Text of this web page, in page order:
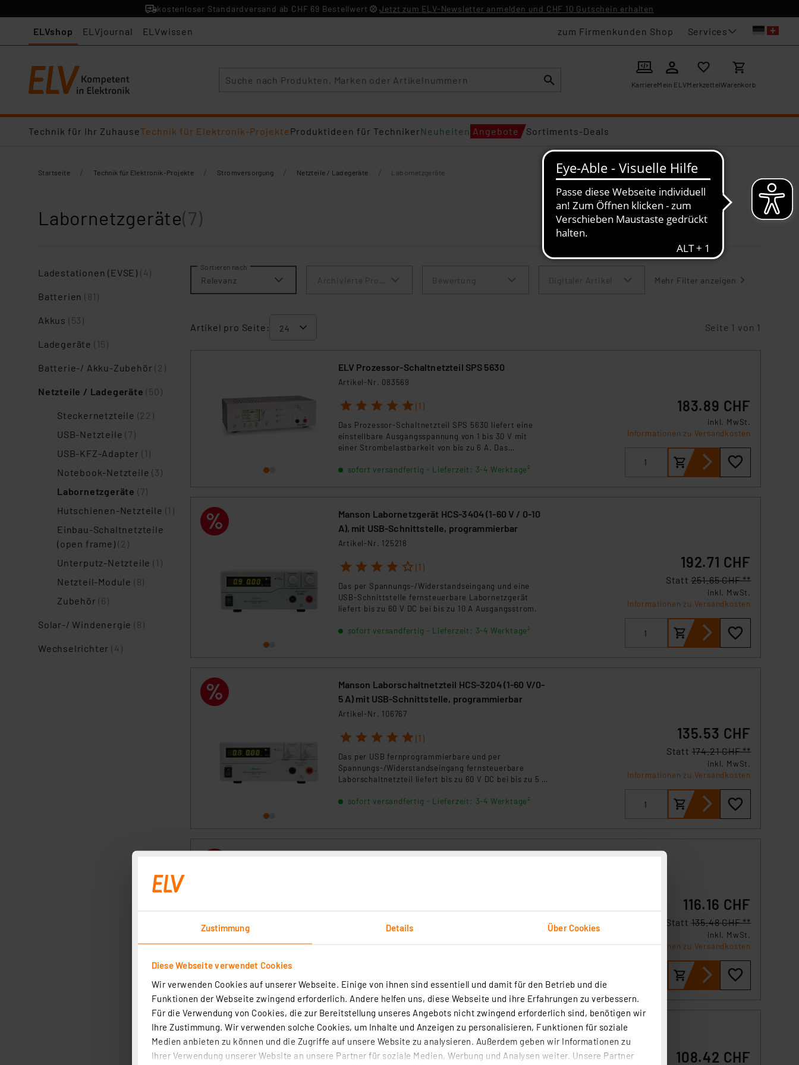
Zustimmung Details Über Cookies
Diese Webseite verwendet Cookies
Wir verwenden Cookies auf unserer Webseite. Einige von ihnen sind essentiell und damit für den Betrieb und die
Funktionen der Webseite zwingend erforderlich. Andere helfen uns, diese Webseite und ihre Erfahrungen zu verbessern.
Für die Verwendung von Cookies, die zur Bereitstellung unseres Angebots nicht zwingend erforderlich sind, benötigen wir
Ihre Zustimmung. Wir verwenden solche Cookies, um Inhalte und Anzeigen zu personalisieren, Funktionen für soziale
Medien anbieten zu können und die Zugriffe auf unsere Website zu analysieren. Außerdem geben wir Informationen zu
Ihrer Verwendung unserer Website an unsere Partner für soziale Medien, Werbung und Analysen weiter. Unsere Partner
kostenloser Standardversand ab CHF 69 Bestellwert Jetzt zum ELV-Newsletter anmelden und CHF 10 Gutschein erhalten
ELVshop ELVjournal ELVwissen zum Firmenkunden Shop Services
KarriereMein ELVMerkzettelWarenkorb
Technik für Ihr ZuhauseTechnik für Elektronik-ProjekteProduktideen für TechnikerNeuheiten Angebote Sortiments-Deals
Startseite / Technik für Elektronik-Projekte / Stromversorgung / Netzteile / Ladegeräte / Labornetzgeräte
Labornetzgeräte(7)
Ladestationen (EVSE) (4)
Batterien(81)
Akkus (53)
Ladegeräte (15)
Batterie-/ Akku-Zubehör(2)
Netzteile / Ladegeräte(50)
Steckernetzteile (22)
USB-Netzteile(7)
USB-KFZ-Adapter (1)
Notebook-Netzteile(3)
Labornetzgeräte (7)
Hutschienen-Netzteile (1)
Einbau-Schaltnetzteile
(open frame)(2)
Unterputz-Netzteile(1)
Netzteil-Module (8)
Zubehör(6)
Solar-/ Windenergie(8)
Wechselrichter(4)
Sortieren nach
Relevanz Archivierte Produkte anzeigenBewertung Digitaler Artikel Mehr Filter anzeigen
Artikel pro Seite: Seite 1 von 1
ELV Prozessor-Schaltnetzteil SPS 5630
Artikel-Nr. 083569
1 2 3 4 5 (1)
Das Prozessor-Schaltnetzteil SPS 5630 liefert eine
einstellbare Ausgangsspannung von 1 bis 30 V mit
einer Strombelastbarkeit von bis zu 6 A. Das
sich durch einen hohen Wirkungsgrad aus, so dass
einem großen, hinterleuchteten LC-Display angezeigt,
die Bedienung erfolgt dank Prozessorsteuerung nur
abstufenden Drehgeber.
sofort versandfertig - Lieferzeit: 3-4 Werktage²
183.89 CHF
inkl. MwSt.
Informationen zu Versandkosten
Manson Labornetzgerät HCS-3404 (1-60 V / 0-10
A), mit USB-Schnittstelle, programmierbar
Artikel-Nr. 125218
1 2 3 4 5 (1)
Das per Spannungs-/Widerstandseingang und eine
USB-Schnittstelle fernsteuerbare Labornetzgerät
liefert bis zu 60 V DC bei bis zu 10 A Ausgangsstrom.
sofort versandfertig - Lieferzeit: 3-4 Werktage²
192.71 CHF
Statt251.65 CHF **
inkl. MwSt.
Informationen zu Versandkosten
Manson Laborschaltnetzteil HCS-3204 (1-60 V/0-
5 A) mit USB-Schnittstelle, programmierbar
Artikel-Nr. 106767
1 2 3 4 5 (1)
Das per USB fernprogrammierbare und per
Spannungs-/Widerstandseingang fernsteuerbare
Laborschaltnetzteil liefert bis zu 60 V DC bei bis zu 5 A
sofort versandfertig - Lieferzeit: 3-4 Werktage²
135.53 CHF
Statt174.21 CHF **
inkl. MwSt.
Informationen zu Versandkosten
Das kompakte 100-W-Labornetzgerät gibt gleichzeitig
116.16 CHF
Statt135.48 CHF **
inkl. MwSt.
Informationen zu Versandkosten
Joy-IT Step-down-Labornetzgerät JT-DPS5015-
Set, inkl. Gehäuse und Zubehör, 0 - 50 V/0 - 15 A
Artikel-Nr. 251577
108.42 CHF